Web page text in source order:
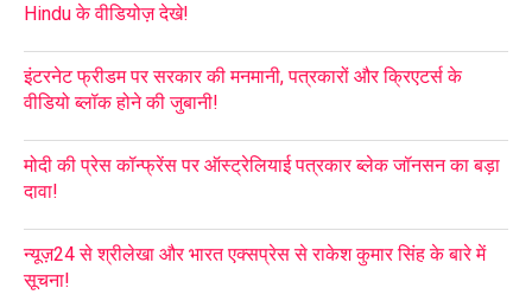
Hindu के वीडियोज़ देखे!
इंटरनेट फ्रीडम पर सरकार की मनमानी, पत्रकारों और क्रिएटर्स के
वीडियो ब्लॉक होने की जुबानी!
मोदी की प्रेस कॉन्फ्रेंस पर ऑस्ट्रेलियाई पत्रकार ब्लेक जॉनसन का बड़ा
दावा!
न्यूज़24 से श्रीलेखा और भारत एक्सप्रेस से राकेश कुमार सिंह के बारे में
सूचना!